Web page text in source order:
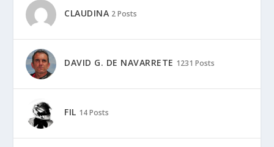
CLAUDINA 2 Posts
DAVID G. DE NAVARRETE 1231 Posts
FIL 14 Posts